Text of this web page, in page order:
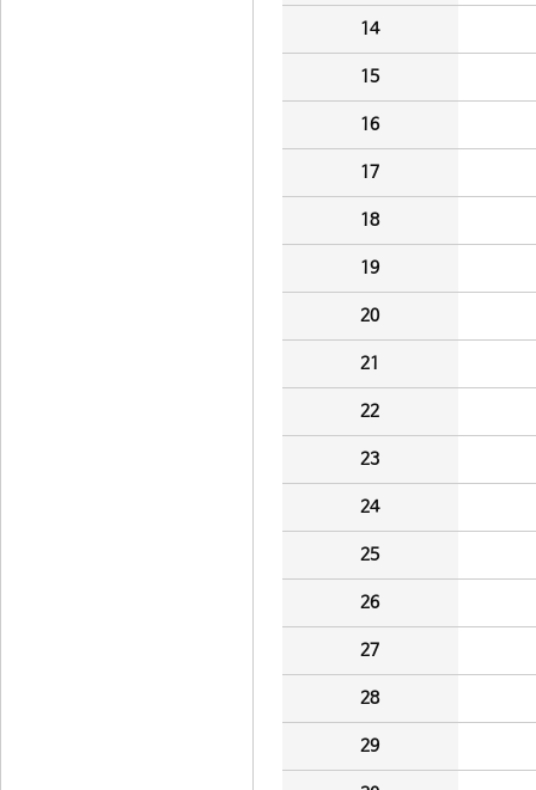
14
15
16
17
18
19
20
21
22
23
24
25
26
27
28
29